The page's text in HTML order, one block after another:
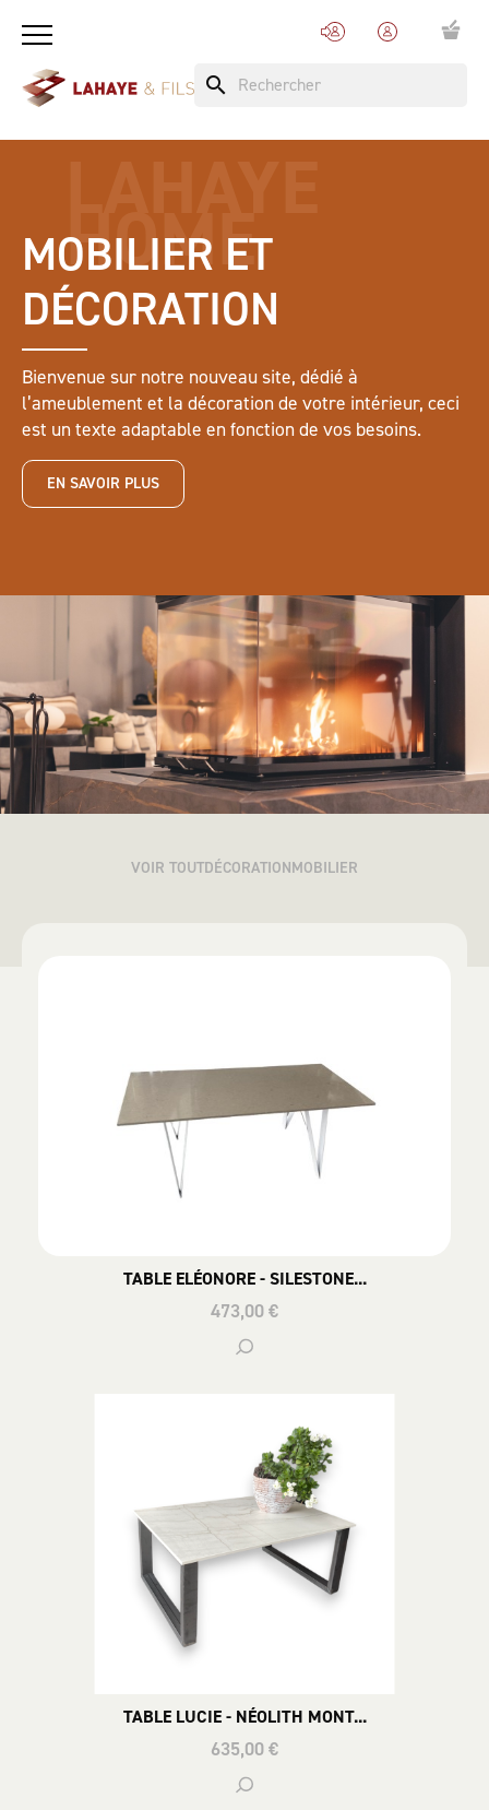
search
MOBILIER ET
DÉCORATION
Bienvenue sur notre nouveau site, dédié à
l’ameublement et la décoration de votre intérieur, ceci
est un texte adaptable en fonction de vos besoins.
EN SAVOIR PLUS
HOME
VOIR TOUTDÉCORATIONMOBILIER
TABLE ELÉONORE - SILESTONE...
473,00 €
TABLE LUCIE - NÉOLITH MONT...
635,00 €